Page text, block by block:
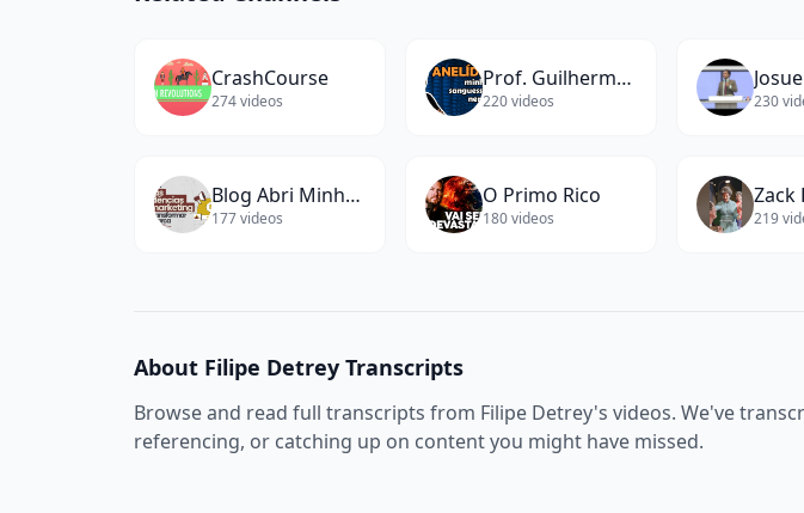
CrashCourse
274videos
Prof. Guilherme Goulart - Biologia
220videos 230
Blog Abri Minha Empresa
177videos
O Primo Rico
180videos
Zack
219
About Filipe Detrey Transcripts
Browse and read full transcripts from Filipe Detrey's videos. We've
referencing, or catching up on content you might have missed.